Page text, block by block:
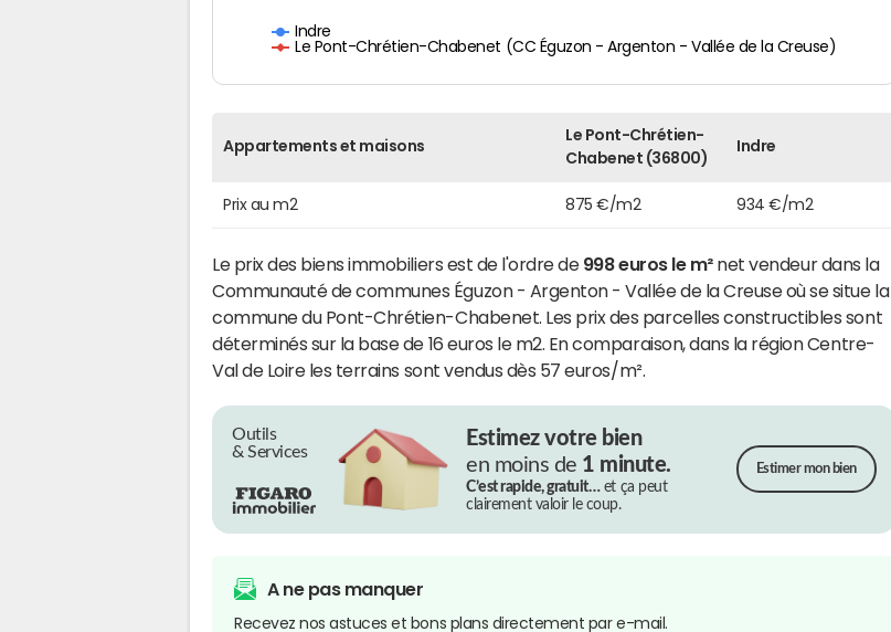
Indre
Le Pont-Chrétien-Chabenet (CC Éguzon - Argenton - Vallée de la Creuse)
Appartements et maisons
Le Pont-Chrétien-
Chabenet (36800)
Indre
Prix au m2 875 €/m2 934 €/m2
Le prix des biens immobiliers est de l'ordre de 998 euros le m²net vendeur dans la
Communauté de communes Éguzon - Argenton - Vallée de la Creuse où se situe la
commune du Pont-Chrétien-Chabenet. Les prix des parcelles constructibles sont
déterminés sur la base de 16 euros le m2. En comparaison, dans la région Centre-
Val de Loire les terrains sont vendus dès 57 euros/m².
Outils
& Services
Estimez votre bien
en moins de 1 minute.
C’est rapide, gratuit…et ça peut
clairement valoir le coup.
Estimer mon bien
A ne pas manquer
Recevez nos astuces et bons plans directement par e-mail.